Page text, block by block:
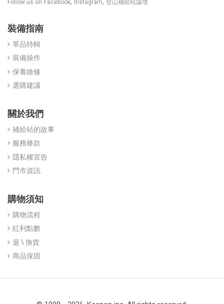
Follow us on Facebook Instagram 登山補給站論壇
裝備指南
單品特輯
裝備操作
保養維修
選購建議
關於我們
補給站的故事
服務條款
隱私權宣告
門市資訊
購物須知
購物流程
紅利點數
退 \ 換貨
商品保固